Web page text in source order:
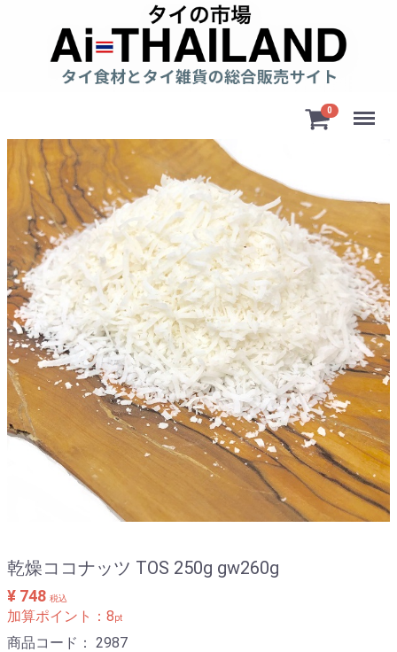
0 Menu
乾燥ココナッツ TOS 250g gw260g
¥ 748 税込
加算ポイント： 8pt
商品コード： 2987